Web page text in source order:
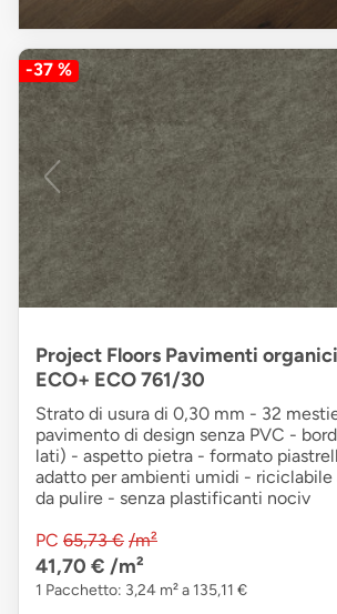
-37 %
Project Floors Pavimenti
ECO+ ECO 761/30
Strato di usura di 0,30 mm - 32
pavimento di design senza PVC -
lati) - aspetto pietra - formato
adatto per ambienti umidi - riciclabile
da pulire - senza plastificanti nociv
PC 65,73 € /m²
41,70 € /m²
1 Pacchetto: 3,24 m² a 135,11 €